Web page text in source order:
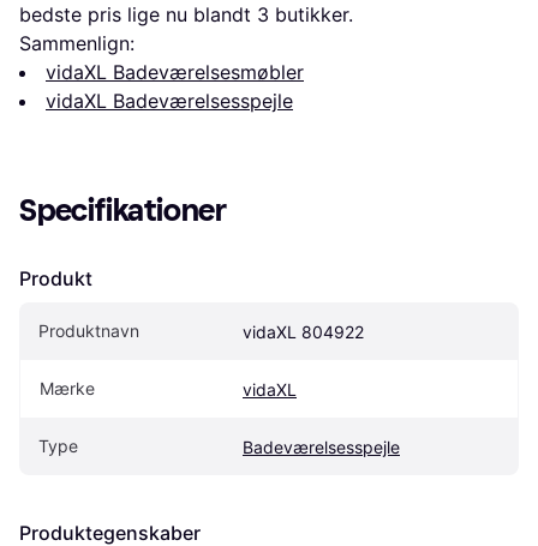
bedste pris lige nu blandt 3 butikker.
Sammenlign:
vidaXL Badeværelsesmøbler
vidaXL Badeværelsesspejle
Specifikationer
Produkt
Produktnavn vidaXL 804922
Mærke vidaXL
Type Badeværelsesspejle
Produktegenskaber